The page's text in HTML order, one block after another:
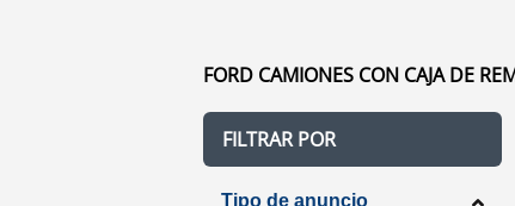
FORD CAMIONES CON CAJA DE
FILTRAR POR
Tipo de anuncio